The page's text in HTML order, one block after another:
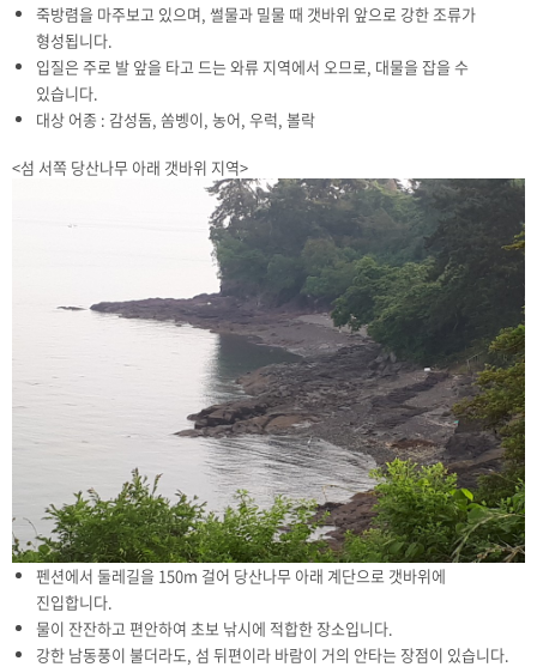
죽방렴을 마주보고 있으며, 썰물과 밀물 때 갯바위 앞으로 강한 조류가
형성됩니다.
입질은 주로 발 앞을 타고 드는 와류 지역에서 오므로, 대물을 잡을 수
있습니다.
대상 어종 : 감성돔, 쏨벵이, 농어, 우럭, 볼락
<섬 서쪽 당산나무 아래 갯바위 지역>
펜션에서 둘레길을 150m 걸어 당산나무 아래 계단으로 갯바위에
진입합니다.
물이 잔잔하고 편안하여 초보 낚시에 적합한 장소입니다.
강한 남동풍이 불더라도, 섬 뒤편이라 바람이 거의 안타는 장점이 있습니다.